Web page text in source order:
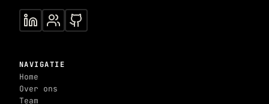
NAVIGATIE
Home
Over ons
Team